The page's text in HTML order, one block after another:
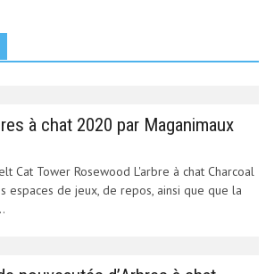
à chat 2020 par Maganimaux
Cat Tower Rosewood L'arbre à chat Charcoal
espaces de jeux, de repos, ainsi que que la